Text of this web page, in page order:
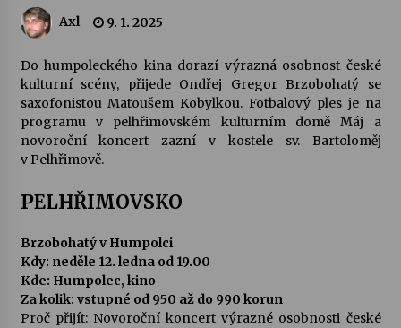
šedesátka: 28. 7.–1. 8. 2026
Letní koncerty ve Stromovce: Kolchoz a
Jenakaši
28. 7. 2026
23. 7. 2026
Letní koncerty ve Stromovce: Rufus Miller
22. 7. 2026
Axl 9. 1. 2025
Do humpoleckého kina dorazí výrazná osobnost české
kulturní scény, přijede Ondřej Gregor Brzobohatý se
saxofonistou Matoušem Kobylkou. Fotbalový ples je na
programu v pelhřimovském kulturním domě Máj a
novoroční koncert zazní v kostele sv. Bartoloměj
v Pelhřimově.
PELHŘIMOVSKO
Brzobohatý v Humpolci
Kdy: neděle 12. ledna od 19.00
Kde: Humpolec, kino
Za kolik: vstupné od 950 až do 990 korun
Proč přijít: Novoroční koncert výrazné osobnosti české